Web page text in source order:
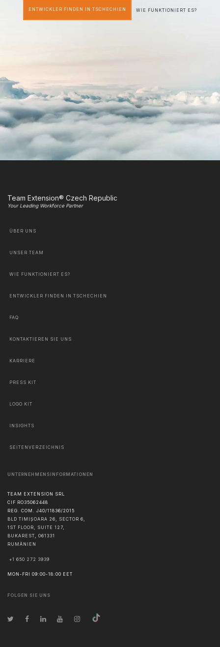
ENTWICKLER FINDEN IN TSCHECHIEN WIE FUNKTIONIERT ES?
Team Extension® Czech Republic
Your Leading Workforce Partner
ÜBER UNS
UNSER TEAM
WIE FUNKTIONIERT ES?
ENTWICKLER FINDEN IN TSCHECHIEN
FAQ
KONTAKTIEREN SIE UNS
KARRIERE
PRESS KIT
LOGO KIT
INSIGHTS
SEITENVERZEICHNIS
UNTERNEHMENSINFORMATIONEN
TEAM EXTENSION SRL
CIF RO35062448
REG. COM. J40/11836/2015
BLD TIMIȘOARA 26, SECTOR 6,
1ST FLOOR, SUITE 127,
BUKAREST, 061331
RUMÄNIEN
+1 650 272 3939
MON-FRI 09:00-18:00 EET
FOLGEN SIE UNS